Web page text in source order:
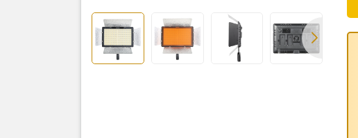
Hướng dẫn sử dụng